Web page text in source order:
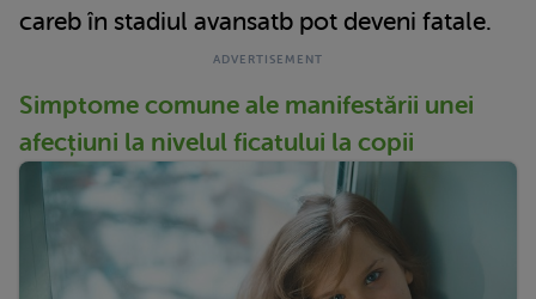
careb în stadiul avansatb pot deveni fatale.
Simptome comune ale manifestării unei
afecțiuni la nivelul ficatului la copii